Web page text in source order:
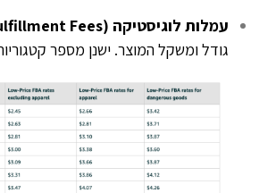
עמלות לוגיסטיקה (Fulfillment Fees):
גודל ומשקל המוצר. ישנן מספר